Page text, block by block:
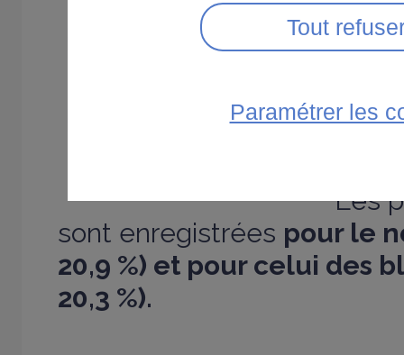
Les
sont enregistrées pour le
20,9 %) et pour celui des
20,3 %).
Tout
Paramétrer les